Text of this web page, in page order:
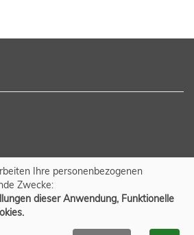
Ihre personenbezogenen
Zwecke:
dieser Anwendung, Funktionelle